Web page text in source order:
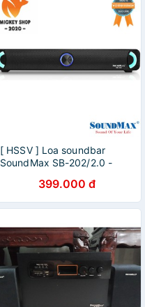
[ HSSV ] Loa soundbar
SoundMax SB-202/2.0 -
399.000 đ